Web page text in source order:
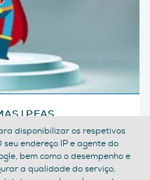
| PEAS
disponibilizar os respetivos
endereço IP e agente do
bem como o desempenho e
a qualidade do serviço,